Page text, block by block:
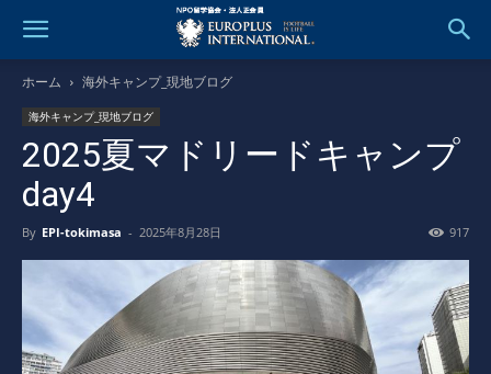
ホーム 海外キャンプ_現地ブログ
海外キャンプ_現地ブログ
2025夏マドリードキャンプ
day4
By EPI-tokimasa - 2025年8月28日 917